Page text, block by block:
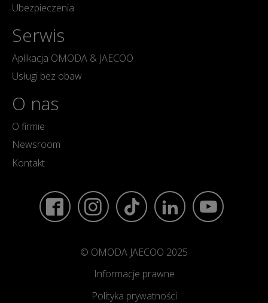
Ubezpieczenia
Serwis
Aplikacja OMODA & JAECOO
Usługi bez obaw
O nas
O firmie
Newsroom
Kontakt
© OMODA JAECOO 2025
Informacje prawne
Polityka prywatności